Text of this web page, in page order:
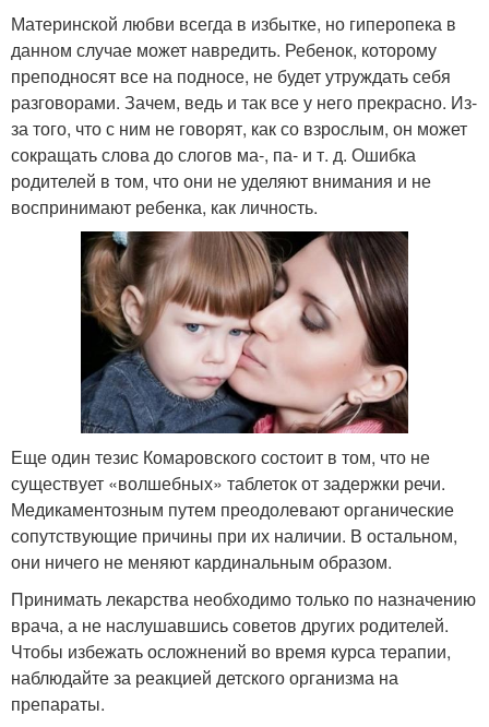
Материнской любви всегда в избытке, но гиперопека в
данном случае может навредить. Ребенок, которому
преподносят все на подносе, не будет утруждать себя
разговорами. Зачем, ведь и так все у него прекрасно. Из-
за того, что с ним не говорят, как со взрослым, он может
сокращать слова до слогов ма-, па- и т. д. Ошибка
родителей в том, что они не уделяют внимания и не
воспринимают ребенка, как личность.
Еще один тезис Комаровского состоит в том, что не
существует «волшебных» таблеток от задержки речи.
Медикаментозным путем преодолевают органические
сопутствующие причины при их наличии. В остальном,
они ничего не меняют кардинальным образом.
Принимать лекарства необходимо только по назначению
врача, а не наслушавшись советов других родителей.
Чтобы избежать осложнений во время курса терапии,
наблюдайте за реакцией детского организма на
препараты.